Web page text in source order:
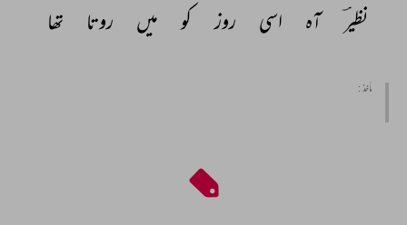
نظیرؔ
آہ اسی روز کو میں روتا تھا
مأخذ :